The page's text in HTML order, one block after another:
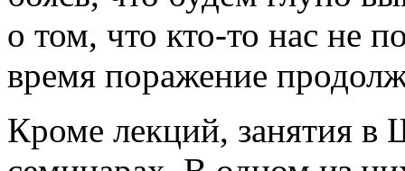
о том, что кто-то нас не
время поражение
Кроме лекций, занятия в